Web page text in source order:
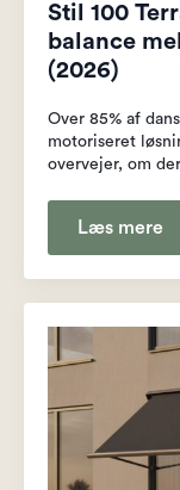
Stil 100
balance
(2026)
Over 85% af
motoriseret
overvejer, om
Læs mere